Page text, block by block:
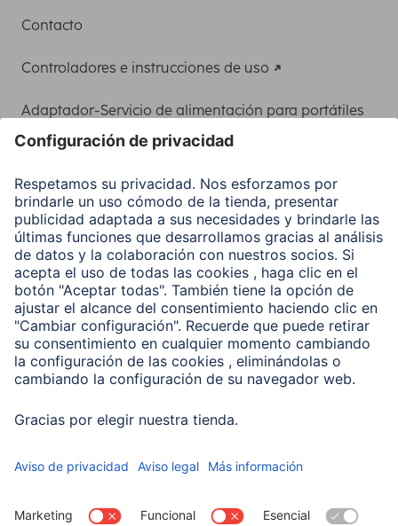
Contacto
Controladores e instrucciones de uso
Adaptador-Servicio de alimentación para portátiles
Clientes online
Conviértete en distribuidor
Compañía
Historia de la empresa
Hama en todo el Mundo
Sostenibilidad
Business-Portal